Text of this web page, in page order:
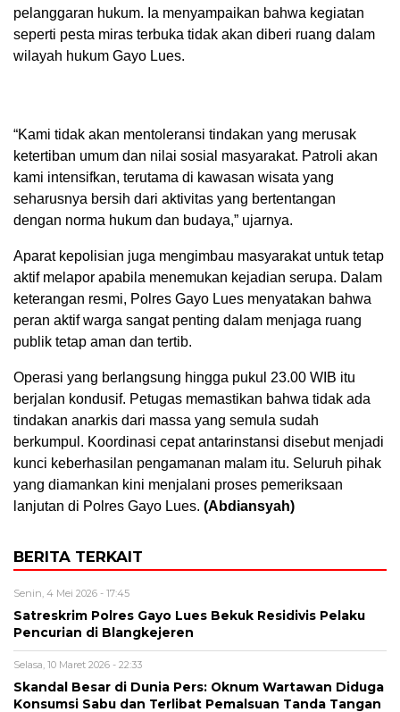
pelanggaran hukum. Ia menyampaikan bahwa kegiatan
seperti pesta miras terbuka tidak akan diberi ruang dalam
wilayah hukum Gayo Lues.
“Kami tidak akan mentoleransi tindakan yang merusak
ketertiban umum dan nilai sosial masyarakat. Patroli akan
kami intensifkan, terutama di kawasan wisata yang
seharusnya bersih dari aktivitas yang bertentangan
dengan norma hukum dan budaya,” ujarnya.
Aparat kepolisian juga mengimbau masyarakat untuk tetap
aktif melapor apabila menemukan kejadian serupa. Dalam
keterangan resmi, Polres Gayo Lues menyatakan bahwa
peran aktif warga sangat penting dalam menjaga ruang
publik tetap aman dan tertib.
Operasi yang berlangsung hingga pukul 23.00 WIB itu
berjalan kondusif. Petugas memastikan bahwa tidak ada
tindakan anarkis dari massa yang semula sudah
berkumpul. Koordinasi cepat antarinstansi disebut menjadi
kunci keberhasilan pengamanan malam itu. Seluruh pihak
yang diamankan kini menjalani proses pemeriksaan
lanjutan di Polres Gayo Lues. (Abdiansyah)
BERITA TERKAIT
Senin, 4 Mei 2026 - 17:45
Satreskrim Polres Gayo Lues Bekuk Residivis Pelaku
Pencurian di Blangkejeren
Selasa, 10 Maret 2026 - 22:33
Skandal Besar di Dunia Pers: Oknum Wartawan Diduga
Konsumsi Sabu dan Terlibat Pemalsuan Tanda Tangan